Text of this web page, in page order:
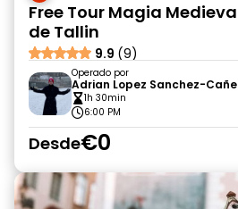
Free Tour Magia
de Tallin
9.9 (9)
Operado por
Adrian Lopez Sanchez-
1h 30min
6:00 PM
Desde€0